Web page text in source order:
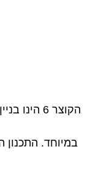
הקוצר 6
במיוחד.